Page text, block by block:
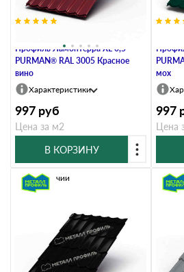
Профиль Ламонтерра XL 0,5
PURMAN® RAL 3005 Красное
вино
Характеристики
997 руб
Цена за м2
В КОРЗИНУ
мох
997
Цена
В наличии В